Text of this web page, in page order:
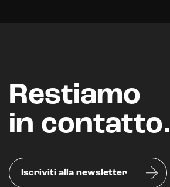
Restiamo
in contatto.
Iscriviti alla newsletter